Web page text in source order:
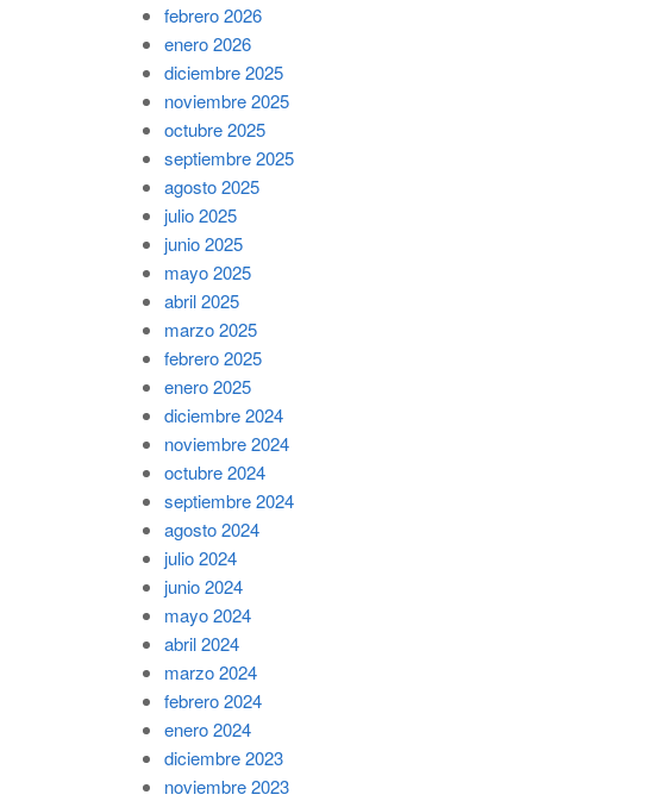
febrero 2026
enero 2026
diciembre 2025
noviembre 2025
octubre 2025
septiembre 2025
agosto 2025
julio 2025
junio 2025
mayo 2025
abril 2025
marzo 2025
febrero 2025
enero 2025
diciembre 2024
noviembre 2024
octubre 2024
septiembre 2024
agosto 2024
julio 2024
junio 2024
mayo 2024
abril 2024
marzo 2024
febrero 2024
enero 2024
diciembre 2023
noviembre 2023